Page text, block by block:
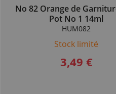
No 82 Orange de
Pot No 1 14ml
HUM082
Stock limité
3,49 €